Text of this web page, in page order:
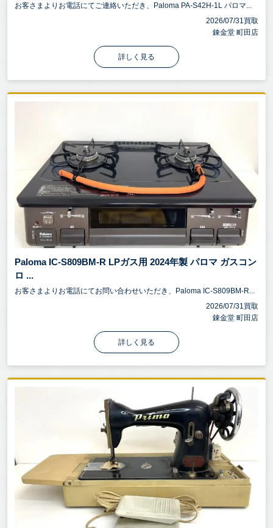
お客さまよりお電話にてご連絡いただき、Paloma PA-S42H-1L パロマ...
2026/07/31買取
錬金堂 町田店
詳しく見る
Paloma IC-S809BM-R LPガス用 2024年製 パロマ ガスコン
ロ ...
お客さまよりお電話にてお問い合わせいただき、Paloma IC-S809BM-R...
2026/07/31買取
錬金堂 町田店
詳しく見る